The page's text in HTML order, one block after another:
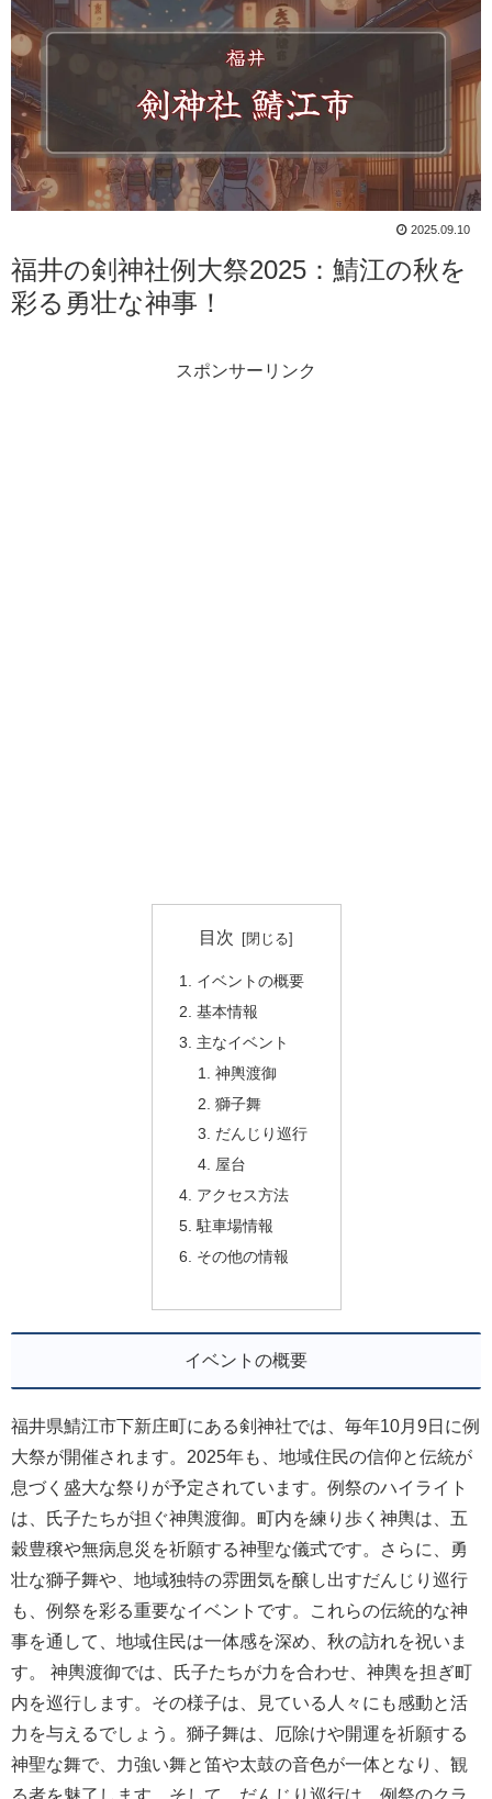
2025.09.10
福井の剣神社例大祭2025：鯖江の秋を
彩る勇壮な神事！
スポンサーリンク
目次
イベントの概要
基本情報
主なイベント
神輿渡御
獅子舞
だんじり巡行
屋台
アクセス方法
駐車場情報
その他の情報
イベントの概要
福井県鯖江市下新庄町にある剣神社では、毎年10月9日に例
大祭が開催されます。2025年も、地域住民の信仰と伝統が
息づく盛大な祭りが予定されています。例祭のハイライト
は、氏子たちが担ぐ神輿渡御。町内を練り歩く神輿は、五
穀豊穣や無病息災を祈願する神聖な儀式です。さらに、勇
壮な獅子舞や、地域独特の雰囲気を醸し出すだんじり巡行
も、例祭を彩る重要なイベントです。これらの伝統的な神
事を通して、地域住民は一体感を深め、秋の訪れを祝いま
す。 神輿渡御では、氏子たちが力を合わせ、神輿を担ぎ町
内を巡行します。その様子は、見ている人々にも感動と活
力を与えるでしょう。獅子舞は、厄除けや開運を祈願する
神聖な舞で、力強い舞と笛や太鼓の音色が一体となり、観
る者を魅了します。そして、だんじり巡行は、例祭のクラ